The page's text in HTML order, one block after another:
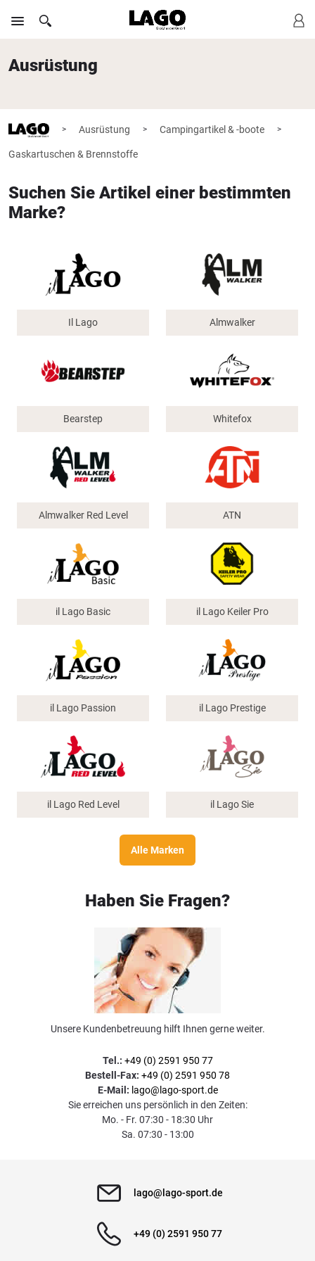
Ausrüstung
> Ausrüstung > Campingartikel & -boote >
Gaskartuschen & Brennstoffe
Suchen Sie Artikel einer bestimmten
Marke?
Il Lago Almwalker
Bearstep Whitefox
Almwalker Red Level ATN
il Lago Basic il Lago Keiler Pro
il Lago Passion il Lago Prestige
il Lago Red Level il Lago Sie
Alle Marken
Haben Sie Fragen?
Unsere Kundenbetreuung hilft Ihnen gerne weiter.
Tel.: +49 (0) 2591 950 77
Bestell-Fax: +49 (0) 2591 950 78
E-Mail: lago@lago-sport.de
Sie erreichen uns persönlich in den Zeiten:
Mo. - Fr. 07:30 - 18:30 Uhr
Sa. 07:30 - 13:00
lago@lago-sport.de
+49 (0) 2591 950 77